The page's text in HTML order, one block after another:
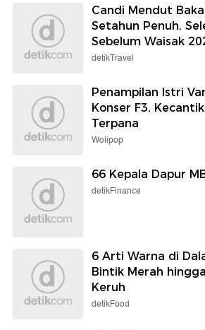
Candi Mendut
Setahun Penuh,
Sebelum Waisak
detikTravel
Penampilan Istri
Konser F3,
Terpana
Wolipop
66 Kepala Dapur
detikFinance
6 Arti Warna di
Bintik Merah
Keruh
detikFood